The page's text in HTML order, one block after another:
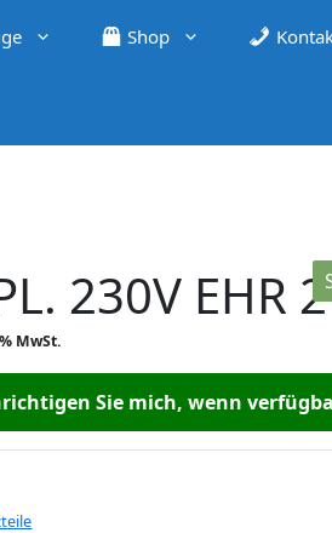
Shop
230V EHR 2
MwSt.
Sie mich, wenn